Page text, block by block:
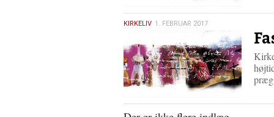
1.
februar
2017
KIRKELIV 1. FEBRUAR 2017